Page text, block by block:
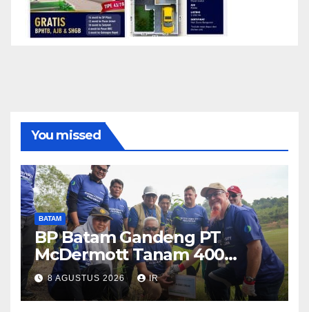
You missed
BATAM
BP Batam Gandeng PT
McDermott Tanam 400
Bambu Betung di Waduk
Nongsa
8 AGUSTUS 2026 IR